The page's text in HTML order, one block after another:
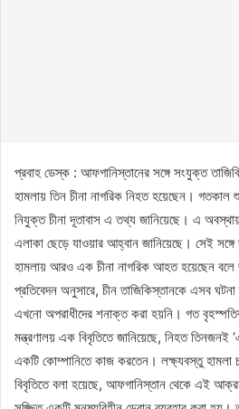
প্রবাহ ডেস্ক : আফগানিস্তানের সঙ্গে সংযুক্ত
হামলায় তিন চীনা নাগরিক নিহত হয়েছেন। গতকাল
নিযুক্ত চীনা দূতাবাস এ তথ্য জানিয়েছে। এ
এলাকা ছেড়ে যাওয়ার আহ্বান জানিয়েছে। সেই সঙ্গে
হামলায় আরও এক চীনা নাগরিক আহত হয়েছেন বলে
প্রতিবেদন অনুসারে, চীন তাজিকিস্তানকে এসব
এখনো অপরাধীদের শনাক্ত করা হয়নি। গত
মন্ত্রণালয় এক বিবৃতিতে জানিয়েছে, নিহত
একটি কোম্পানিতে কাজ করতেন। লক্ষ্যবস্তু হামলা
বিবৃতিতে বলা হয়েছে, আফগানিস্তান থেকে এই